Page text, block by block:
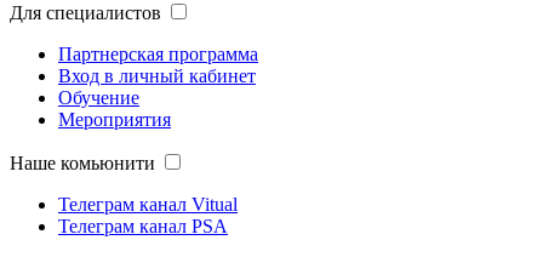
Для специалистов
Партнерская программа
Вход в личный кабинет
Обучение
Мероприятия
Наше комьюнити
Телеграм канал Vitual
Телеграм канал PSA